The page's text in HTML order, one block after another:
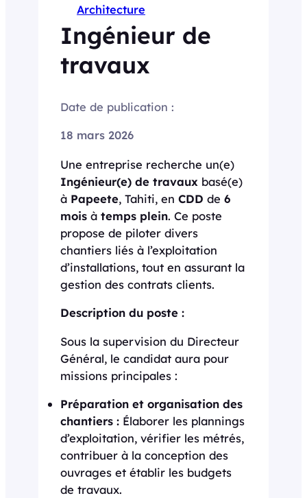
Architecture
Ingénieur de
travaux
Date de publication :
18 mars 2026
Une entreprise recherche un(e)
Ingénieur(e) de travaux basé(e)
à Papeete, Tahiti, en CDD de 6
mois à temps plein. Ce poste
propose de piloter divers
chantiers liés à l’exploitation
d’installations, tout en assurant la
gestion des contrats clients.
Description du poste :
Sous la supervision du Directeur
Général, le candidat aura pour
missions principales :
Préparation et organisation des
chantiers : Élaborer les plannings
d’exploitation, vérifier les métrés,
contribuer à la conception des
ouvrages et établir les budgets
de travaux.